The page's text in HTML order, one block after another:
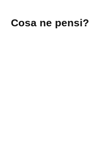
un
Cosa ne pensi?